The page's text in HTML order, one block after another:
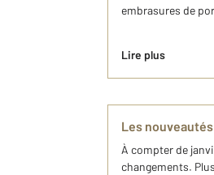
embrasures de
Lire plus
Les
À compter de
changements.